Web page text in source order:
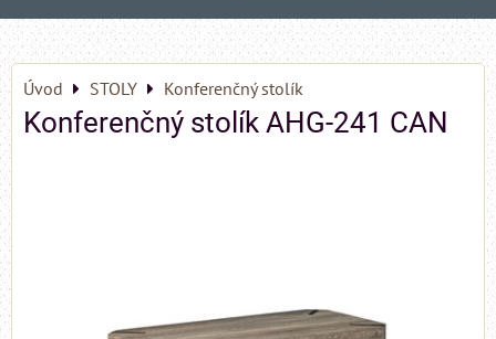
Úvod STOLY Konferenčný stolík
Konferenčný stolík AHG-241 CAN